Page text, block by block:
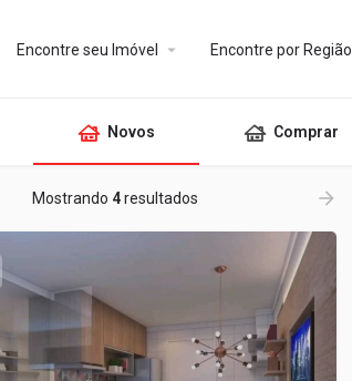
Encontre seu Imóvel Encontre por Região
Novos Comprar
Mostrando 4resultados